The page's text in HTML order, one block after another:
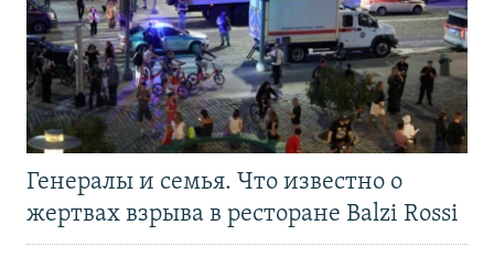
Генералы и семья. Что известно о
жертвах взрыва в ресторане Balzi Rossi